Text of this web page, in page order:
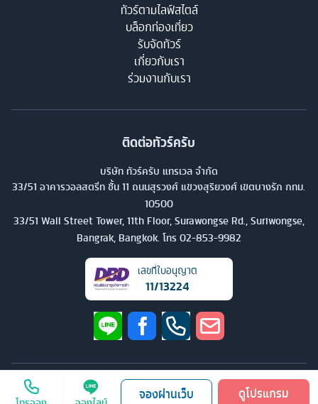
ดูโปรแกรม
จองผ่านเว็บ
ทัวร์ตามไลฟ์สไตล์
บล็อกท่องเที่ยว
รับจัดทัวร์
เกี่ยวกับเรา
ร่วมงานกับเรา
ติดต่อทัวร์ครับ
บริษัท ทัวร์ครับ แทรเวล จำกัด
33/51 อาคารวอลสตรีท ชั้น 11 ถนนสุรวงศ์ แขวงสุริยวงศ์ เขตบางรัก กทม.
10500
33/51 Wall Street Tower, 11th Floor, Surawongse Rd., Suriwongse,
Bangrak, Bangkok. โทร 02-853-9982
เลขที่ใบอนุญาต
11/13224
2026บริษัท ทัวร์ครับ แทรเวล จำกัด สงวนลิขสิทธิ์